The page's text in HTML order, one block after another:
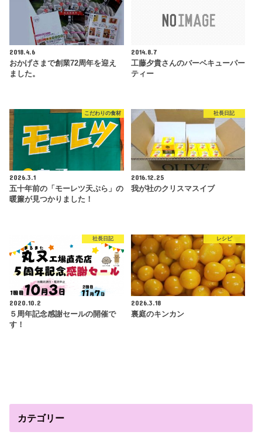
2018.4.6
おかげさまで創業72周年を迎え
ました。
2014.8.7
工藤夕貴さんのバーベキューパー
ティー
こだわりの食材
2026.3.1
五十年前の「モーレツ天ぷら」の
暖簾が見つかりました！
社長日記
2016.12.25
我が社のクリスマスイブ
社長日記
2020.10.2
５周年記念感謝セールの開催で
す！
レシピ
2026.3.18
裏庭のキンカン
カテゴリー